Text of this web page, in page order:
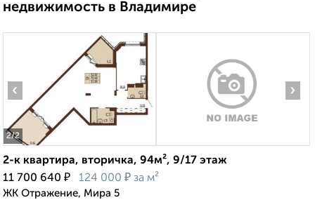
недвижимость в Владимире
2/2
‹ ›
2-к квартира, вторичка, 94м², 9/17 этаж
11 700 640 ₽ 124 000 ₽ за м²
ЖК Отражение, Мира 5